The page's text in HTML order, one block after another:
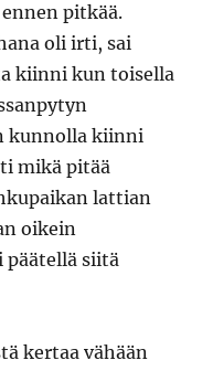
pitkää.
oli irti, sai
kiinni kun toisella
kunnolla kiinni
mikä pitää
lattian
oikein
siitä
kertaa vähään